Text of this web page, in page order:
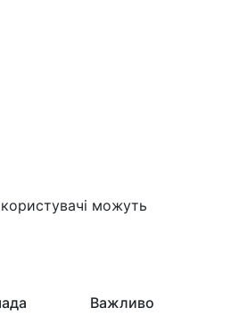
можуть
Важливо